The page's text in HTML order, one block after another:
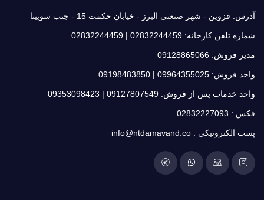
آدرس: قزوین - شهر صنعتی البرز - خیابان حکمت 15 - جنب سوپیتا
شماره تلفن کارخانه: 02832244459
|
02832244459
مدیر فروش: 09128865066
واحد فروش: 09964355025
|
09198483850
واحد خدمات پس از فروش: 09127807549
|
09353098423
فکس : 02832227093
پست الکترونیکی : info@ntdamavand.co